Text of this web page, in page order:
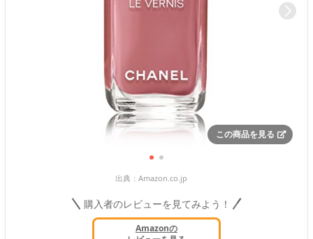
この商品を見る
出典： Amazon.co.jp
購入者のレビューを見てみよう！
Amazonの